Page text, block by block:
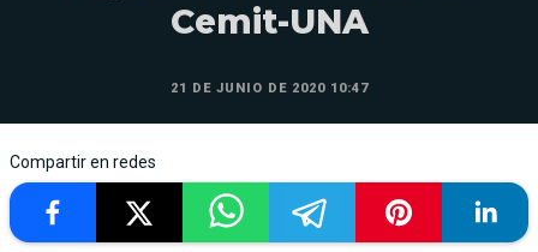
Cemit-UNA
21 DE JUNIO DE 2020 10:47
Compartir en redes